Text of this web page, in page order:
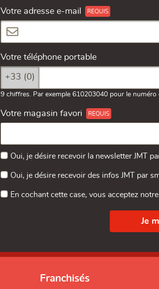
Votre adresse e-mail
Votre téléphone portable
+33 (0)
9 chiffres. Par exemple 610203040 pour le
Votre magasin favori
Oui, je désire recevoir la newsletter JMT
Oui, je désire recevoir des infos JMT par
En cochant cette case, vous acceptez notre
Franchisés